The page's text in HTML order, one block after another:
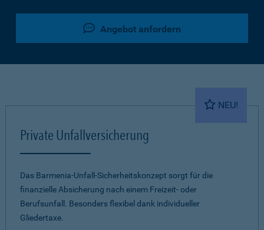
Angebot anfordern
NEU!
Private Unfallversicherung
Das Barmenia-Unfall-Sicherheitskonzept sorgt für die
finanzielle Absicherung nach einem Freizeit- oder
Berufsunfall. Besonders flexibel dank individueller
Gliedertaxe.